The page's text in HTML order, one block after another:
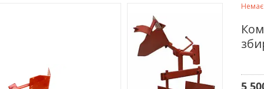
Немає
5